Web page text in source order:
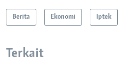
Berita Ekonomi Iptek
Terkait